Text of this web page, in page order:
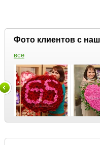
Фото клиентов с
все